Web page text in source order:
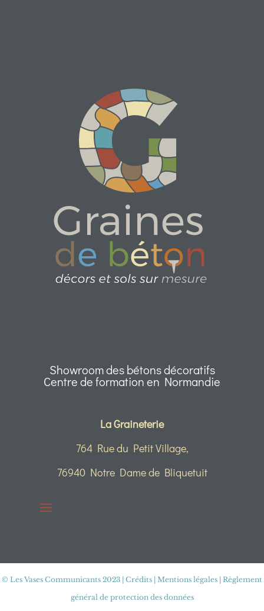
Showroom des bétons décoratifs
Centre de formation en Normandie
La Graineterie
764 Rue du Petit Village,
76940 Notre Dame de Bliquetuit
© Les Vases Communicants 2023 Crédits | Mentions légales | Règlement
général de protection des données